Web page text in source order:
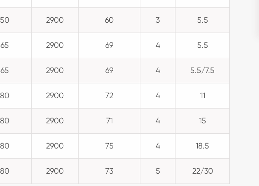
50 2900 60 3 5.5
65 2900 69 4 5.5
65 2900 69 4 5.5/7.5
80 2900 72 4 11
80 2900 71 4 15
80 2900 75 4 18.5
80 2900 73 5 22/30